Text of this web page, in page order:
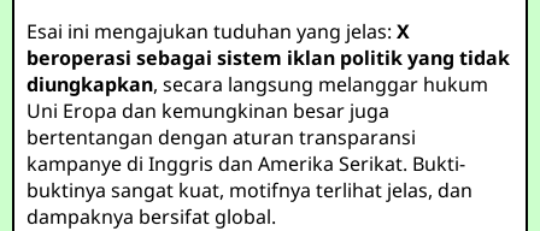
Esai ini mengajukan tuduhan yang jelas:X
beroperasi sebagai sistem iklan politik yang tidak
diungkapkan, secara langsung melanggar hukum
Uni Eropa dan kemungkinan besar juga
bertentangan dengan aturan transparansi
kampanye di Inggris dan Amerika Serikat. Bukti-
buktinya sangat kuat, motifnya terlihat jelas, dan
dampaknya bersifat global.